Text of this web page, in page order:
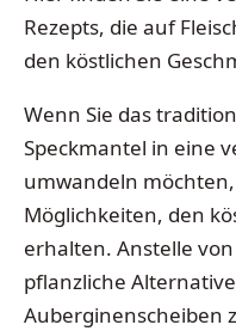
Rezepts, die auf
den köstlichen
Wenn Sie das
Speckmantel in eine
umwandeln
Möglichkeiten, den
erhalten. Anstelle
pflanzliche
Auberginenscheiben